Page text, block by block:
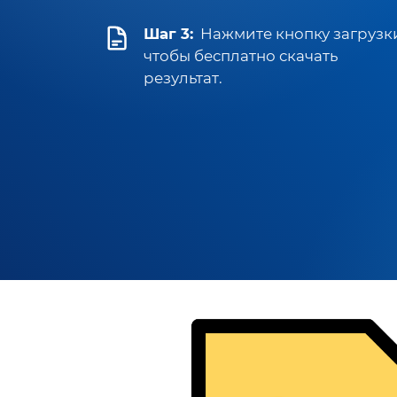
Шаг 3: Нажмите кнопку
чтобы бесплатно скачать
результат.